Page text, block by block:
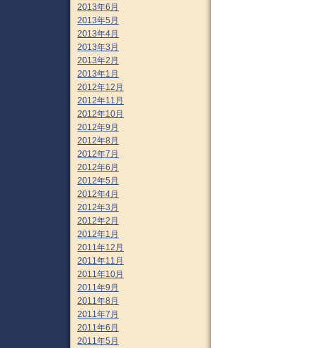
2013年6月
2013年5月
2013年4月
2013年3月
2013年2月
2013年1月
2012年12月
2012年11月
2012年10月
2012年9月
2012年8月
2012年7月
2012年6月
2012年5月
2012年4月
2012年3月
2012年2月
2012年1月
2011年12月
2011年11月
2011年10月
2011年9月
2011年8月
2011年7月
2011年6月
2011年5月